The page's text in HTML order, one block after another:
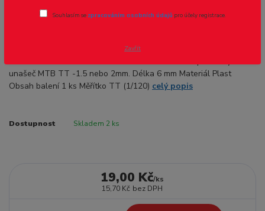
unašeč MTB TT -1.5 nebo 2mm. Délka 6 mm Materiál Plast
Obsah balení 1 ks Měřítko TT (1/120) celý popis
Dostupnost Skladem 2 ks
19,00 Kč/ks
15,70 Kč bez DPH
Souhlasím se zpracováním osobních údajů pro účely registrace.
Zavřít